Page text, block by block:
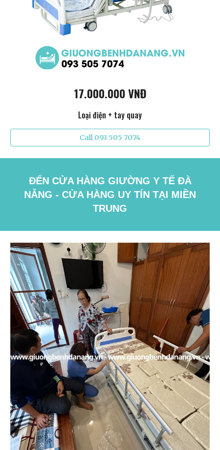
17.000.000 VNĐ
Loại điện + tay quay
Call 093 505 7074
ĐẾN CỬA HÀNG GIƯỜNG Y TẾ ĐÀ
NẴNG - CỬA HÀNG UY TÍN TẠI MIỀN
TRUNG